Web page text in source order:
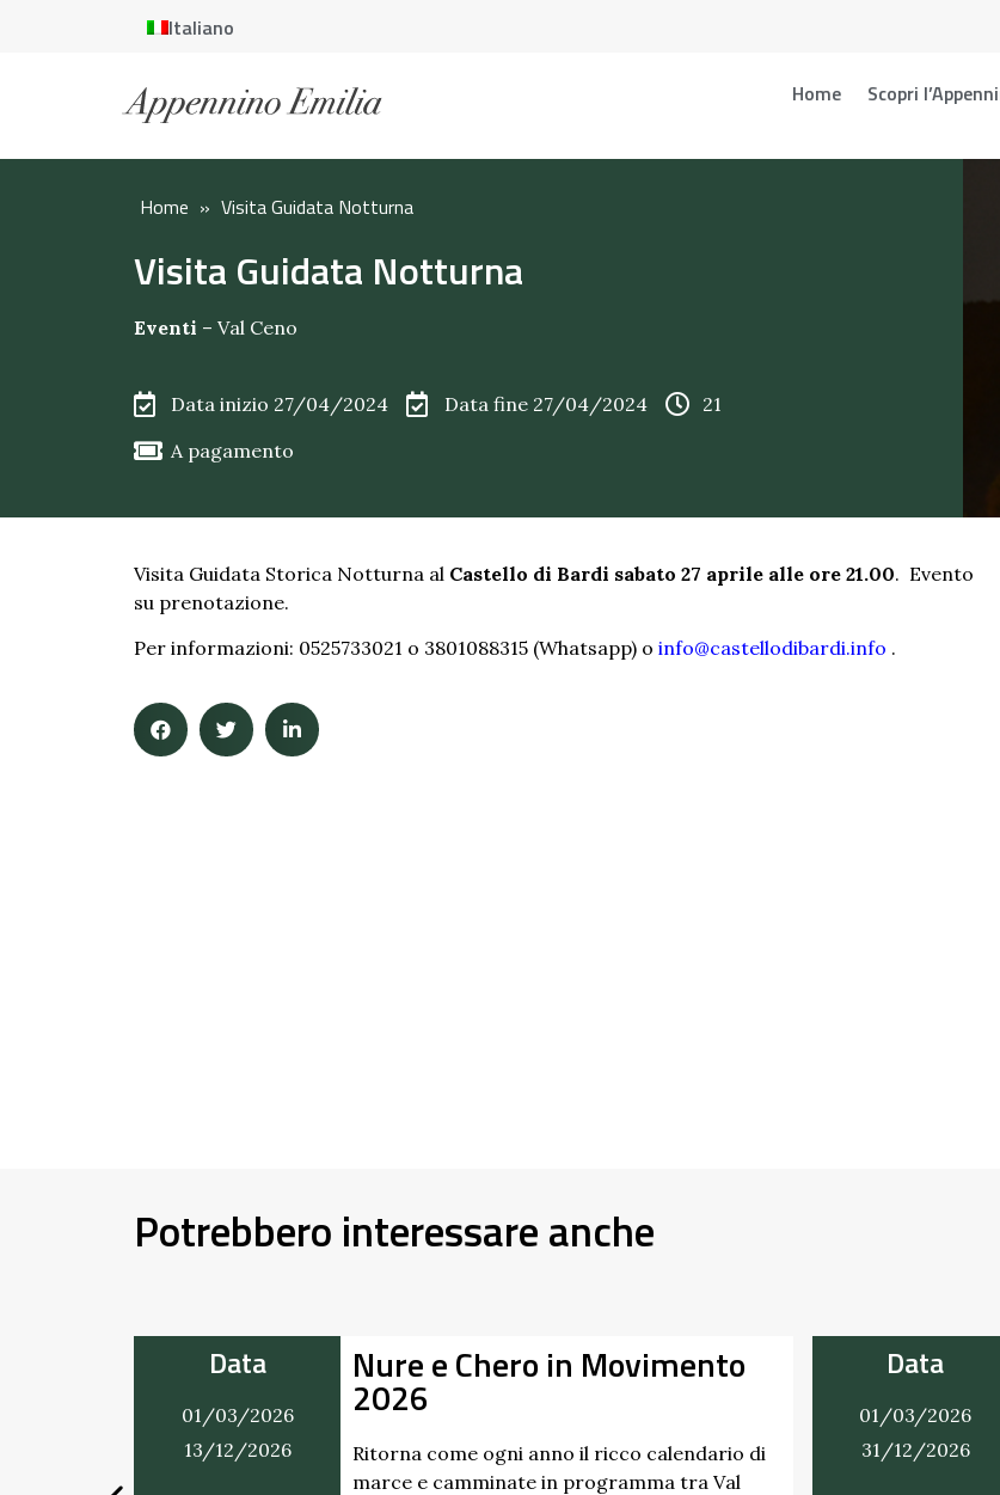
Italiano
Home Scopri
Home » Visita Guidata Notturna
Visita Guidata Notturna
Eventi – Val Ceno
Data inizio 27/04/2024 Data fine 27/04/2024
21
A pagamento
Visita Guidata Storica Notturna al Castello di Bardi sabato 27 aprile alle ore 21.00. Evento
su prenotazione.
Per informazioni: 0525733021 o 3801088315 (Whatsapp) o info@castellodibardi.info .
Potrebbero interessare anche
Nure e Chero in Movimento
2026
Ritorna come ogni anno il ricco calendario di
marce e camminate in programma tra Val
Data
31/12/2026
Alla